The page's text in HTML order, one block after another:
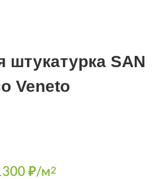
штукатурка SAN
Veneto
₽/м2